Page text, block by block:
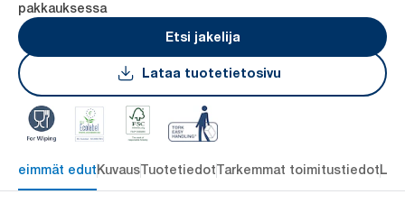
pakkauksessa
Etsi jakelija
Lataa tuotetietosivu
edutKuvausTuotetiedotTarkemmat toimitustiedot